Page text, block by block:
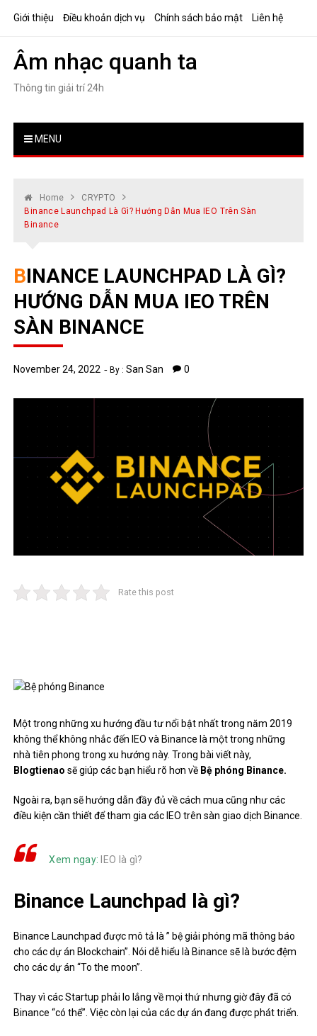
Giới thiệu Điều khoản dịch vụ Chính sách bảo mật Liên hệ
Âm nhạc quanh ta
Thông tin giải trí 24h
MENU
Home
CRYPTO
Binance Launchpad Là Gì? Hướng Dẫn Mua IEO Trên Sàn
Binance
BINANCE LAUNCHPAD LÀ GÌ?
HƯỚNG DẪN MUA IEO TRÊN
SÀN BINANCE
November 24, 2022 By :San San 0
Rate this post
Một trong những xu hướng đầu tư nổi bật nhất trong năm 2019
không thể không nhắc đến IEO và Binance là một trong những
nhà tiên phong trong xu hướng này. Trong bài viết này,
Blogtienao sẽ giúp các bạn hiểu rõ hơn về Bệ phóng Binance.
Ngoài ra, bạn sẽ hướng dẫn đầy đủ về cách mua cũng như các
điều kiện cần thiết để tham gia các IEO trên sàn giao dịch Binance.
Xem ngay: IEO là gì?
Binance Launchpad là gì?
Binance Launchpad được mô tả là ” bệ giải phóng mã thông báo
cho các dự án Blockchain”. Nói dễ hiểu là Binance sẽ là bước đệm
cho các dự án “To the moon”.
Thay vì các Startup phải lo lắng về mọi thứ nhưng giờ đây đã có
Binance “có thể”. Việc còn lại của các dự án đang được phát triển.